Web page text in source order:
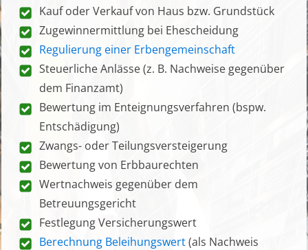
Kauf oder Verkauf von Haus bzw. Grundstück
Zugewinnermittlung bei Ehescheidung
Regulierung einer Erbengemeinschaft
Steuerliche Anlässe (z. B. Nachweise gegenüber
dem Finanzamt)
Bewertung im Enteignungsverfahren (bspw.
Entschädigung)
Zwangs- oder Teilungsversteigerung
Bewertung von Erbbaurechten
Wertnachweis gegenüber dem
Betreuungsgericht
Festlegung Versicherungswert
Berechnung Beleihungswert(als Nachweis